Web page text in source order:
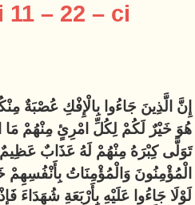
– 22 – ci
إِنَّ الَّذِينَ جَاءُوا بِالْإِفْكِ عُصْبَةٌ
هُوَ خَيْرٌ لَكُمْ لِكُلِّ امْرِئٍ مِنْهُمْ مَا
تَوَلَّى كِبْرَهُ مِنْهُمْ لَهُ عَذَابٌ عَظِيمٌ
الْمُؤْمِنُونَ وَالْمُؤْمِنَاتُ بِأَنْفُسِهِمْ
لَوْلَا جَاءُوا عَلَيْهِ بِأَرْبَعَةِ شُهَدَاءَ